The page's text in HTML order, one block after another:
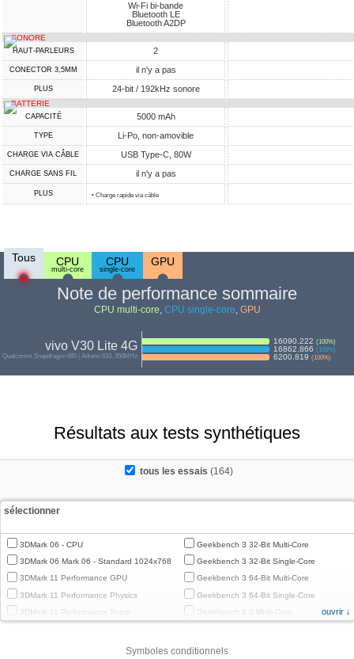
Wi-Fi bi-bande
Bluetooth LE
Bluetooth A2DP
SONORE
HAUT-PARLEURS 2
CONECTOR 3,5MM il n'y a pas
PLUS 24-bit / 192kHz sonore
BATTERIE
CAPACITÉ 5000 mAh
TYPE Li-Po, non-amovible
CHARGE VIA CÂBLE USB Type-C, 80W
CHARGE SANS FIL il n'y a pas
PLUS • Charge rapide via câble
Tous CPU
multi-core
CPU
single-core
GPU
Note de performance sommaire
CPU multi-core, CPU single-core, GPU
vivo V30 Lite 4G
Qualcomm Snapdragon 685 | Adreno 610, 950MHz
16090.222 (100%)
16862.866 (100%)
6200.819 (100%)
Résultats aux tests synthétiques
tous les essais (164)
sélectionner
3DMark 06 - CPU
3DMark 06 Mark 06 - Standard 1024x768
3DMark 11 Performance GPU
3DMark 11 Performance Physics
3DMark 11 Performance Score
Geekbench 3 32-Bit Multi-Core
Geekbench 3 32-Bit Single-Core
Geekbench 3 64-Bit Multi-Core
Geekbench 3 64-Bit Single-Core
Geekbench 4.0 Multi-Core
Geekbench 4.4 Multi-Core
ouvrir ↓
Symboles conditionnels